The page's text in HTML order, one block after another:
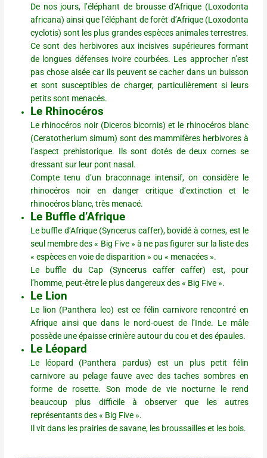
De nos jours, l’éléphant de brousse d’Afrique (Loxodonta
africana) ainsi que l’éléphant de forêt d’Afrique (Loxodonta
cyclotis) sont les plus grandes espèces animales terrestres.
Ce sont des herbivores aux incisives supérieures formant
de longues défenses ivoire courbées. Les approcher n’est
pas chose aisée car ils peuvent se cacher dans un buisson
et sont susceptibles de charger, particulièrement si leurs
petits sont menacés.
Le Rhinocéros
Le rhinocéros noir (Diceros bicornis) et le rhinocéros blanc
(Ceratotherium simum) sont des mammifères herbivores à
l’aspect prehistorique. Ils sont dotés de deux cornes se
dressant sur leur pont nasal.
Compte tenu d’un braconnage intensif, on considère le
rhinocéros noir en danger critique d’extinction et le
rhinocéros blanc, très menacé.
Le Buffle d’Afrique
Le buffle d’Afrique (Syncerus caffer), bovidé à cornes, est le
seul membre des « Big Five » à ne pas figurer sur la liste des
« espèces en voie de disparition » ou « menacées ».
Le buffle du Cap (Syncerus caffer caffer) est, pour
l’homme, peut-être le plus dangereux des « Big Five ».
Le Lion
Le lion (Panthera leo) est ce félin carnivore rencontré en
Afrique ainsi que dans le nord-ouest de l’Inde. Le mâle
possède une épaisse crinière autour du cou et des épaules.
Le Léopard
Le léopard (Panthera pardus) est un plus petit félin
carnivore au pelage fauve avec des taches sombres en
forme de rosette. Son mode de vie nocturne le rend
beaucoup plus difficile à observer que les autres
représentants des « Big Five ».
Il vit dans les prairies de savane, les broussailles et les bois.